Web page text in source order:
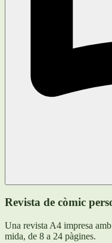
Revista de còmic
Una revista A4 impresa
mida, de 8 a 24 pàgines.